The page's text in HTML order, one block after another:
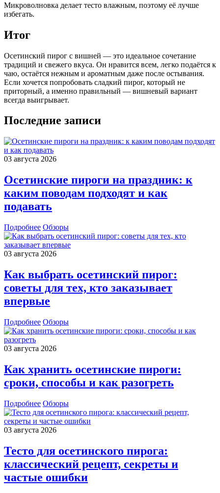
Микроволновка делает тесто влажным, поэтому её лучше
избегать.
Итог
Осетинский пирог с вишней — это идеальное сочетание
традиций и свежего вкуса. Он нравится всем, легко подаётся к
чаю, остаётся нежным и ароматным даже после остывания.
Если хочется попробовать сладкий пирог, который не
приторный, а именно правильный — вишневый вариант
всегда выигрывает.
Последние записи
03 августа 2026
Осетинские пироги на праздник: к
каким поводам подходят и как
подавать
Подробнее Обзоры
03 августа 2026
Как выбрать осетинский пирог:
советы для тех, кто заказывает
впервые
Подробнее Обзоры
03 августа 2026
Как хранить осетинские пироги:
сроки, способы и как разогреть
Подробнее Обзоры
03 августа 2026
Тесто для осетинского пирога:
классический рецепт, секреты и
частые ошибки